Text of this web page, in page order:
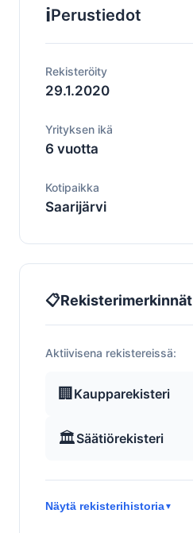
ℹ️Perustiedot
Rekisteröity
29.1.2020
Yrityksen ikä
6 vuotta
Kotipaikka
Saarijärvi
📋Rekisterimerkinnät
Aktiivisena rekistereissä:
🏢 Kaupparekisteri
🏛️Säätiörekisteri
Näytä rekisterihistoria▼